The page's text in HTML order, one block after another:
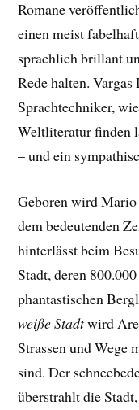
Romane
einen meist
sprachlich brillant
Rede halten.
Sprachtechniker,
Weltliteratur finden
– und ein
Geboren wird
dem bedeutenden
hinterlässt beim
Stadt, deren
phantastischen
weiße Stadtwird
Strassen und Wege
sind. Der
überstrahlt die